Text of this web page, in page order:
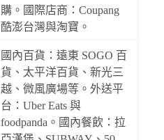
購。國際店商：Coupang
酷澎台灣與淘寶。
國內百貨：遠東 SOGO 百
貨、太平洋百貨、新光三
越、微風廣場等。外送平
台：Uber Eats 與
foodpanda。國內餐飲：拉